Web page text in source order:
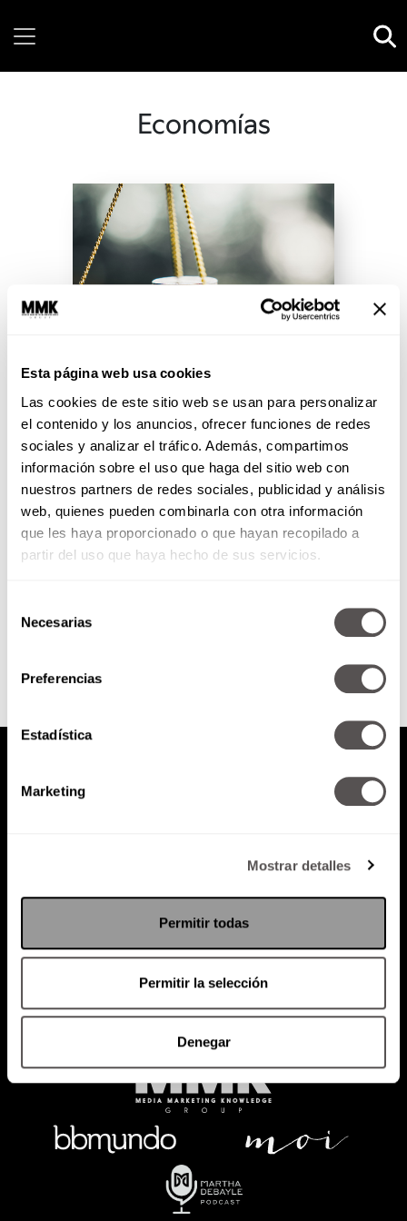
Esta página web usa cookies
Las cookies de este sitio web se usan para personalizar
el contenido y los anuncios, ofrecer funciones de redes
sociales y analizar el tráfico. Además, compartimos
información sobre el uso que haga del sitio web con
nuestros partners de redes sociales, publicidad y análisis
web, quienes pueden combinarla con otra información
que les haya proporcionado o que hayan recopilado a
partir del uso que haya hecho de sus servicios.
Necesarias
Preferencias
Estadística
Marketing
Mostrar detalles
Permitir todas
Permitir la selección
Denegar
Economías
Inscríbete al MootComp, te
contamos la razón
Este 19 de agosto, es el último día
para inscribirse al 6to Concurso
de Competencia Económica para
estudiantes de Derecho...
Política de Privacidad
PODCAST RADIO MARTHA EVENTOS
SACA TU ID